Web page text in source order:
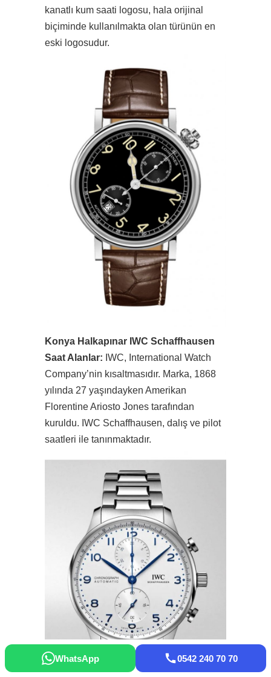
kanatlı kum saati logosu, hala orijinal
biçiminde kullanılmakta olan türünün en
eski logosudur.
Konya Halkapınar IWC Schaffhausen
Saat Alanlar: IWC, International Watch
Company’nin kısaltmasıdır. Marka, 1868
yılında 27 yaşındayken Amerikan
Florentine Ariosto Jones tarafından
kuruldu. IWC Schaffhausen, dalış ve pilot
saatleri ile tanınmaktadır.
WhatsApp 0542 240 70 70